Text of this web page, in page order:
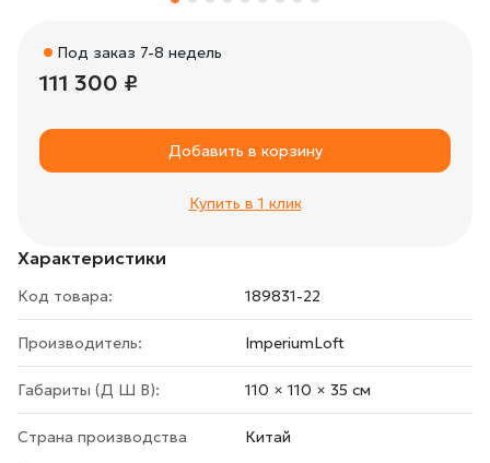
Характеристики
Код товара: 189831-22
Производитель: ImperiumLoft
Габариты (Д Ш В): 110 × 110 × 35 cм
Страна производства
Китай
Под заказ 7-8 недель
111 300 ₽
Добавить в корзину
Купить в 1 клик